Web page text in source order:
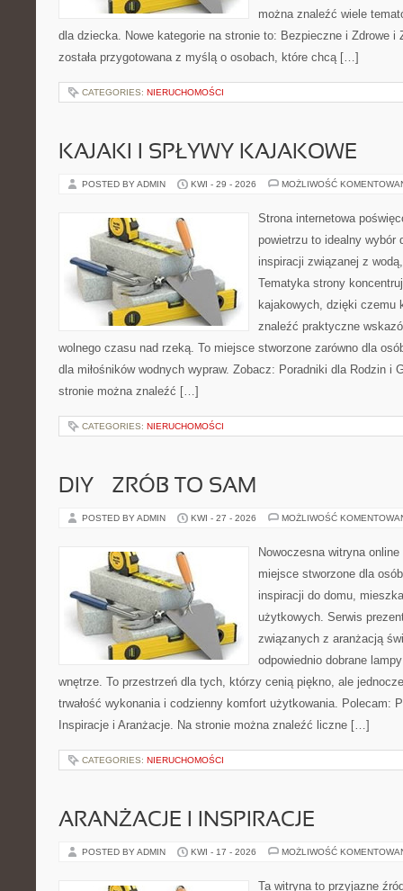
można znaleźć wiele
dla dziecka. Nowe kategorie na stronie to: Bezpieczne i Zdrowe i
została przygotowana z myślą o osobach, które chcą […]
CATEGORIES: NIERUCHOMOŚCI
KAJAKI I SPŁYWY KAJAKOWE
POSTED BY ADMIN KWI - 29 - 2026 MOŻLIWOŚĆ
Strona internetowa
powietrzu to idealny wybór
inspiracji związanej z
Tematyka strony
kajakowych, dzięki czemu
znaleźć praktyczne
wolnego czasu nad rzeką. To miejsce stworzone zarówno dla
dla miłośników wodnych wypraw. Zobacz: Poradniki dla Rodzin i
stronie można znaleźć […]
CATEGORIES: NIERUCHOMOŚCI
DIY – ZRÓB TO SAM
POSTED BY ADMIN KWI - 27 - 2026 MOŻLIWOŚĆ
Nowoczesna witryna
miejsce stworzone dla
inspiracji do domu,
użytkowych. Serwis
związanych z aranżacją
odpowiednio dobrane
wnętrze. To przestrzeń dla tych, którzy cenią piękno, ale
trwałość wykonania i codzienny komfort użytkowania. Polecam:
Inspiracje i Aranżacje. Na stronie można znaleźć liczne […]
CATEGORIES: NIERUCHOMOŚCI
ARANŻACJE I INSPIRACJE
POSTED BY ADMIN KWI - 17 - 2026 MOŻLIWOŚĆ
Ta witryna to przyjazne